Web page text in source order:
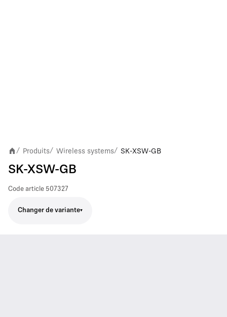
/ Produits/ Wireless systems/ SK-XSW-GB
SK-XSW-GB
Code article 507327
Changer de variante